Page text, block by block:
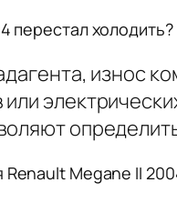
перестал холодить?
износ
Megane II